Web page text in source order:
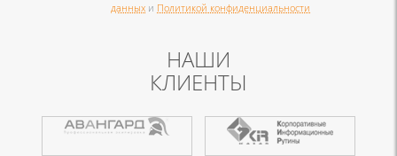
данных и Политикой конфиденциальности
НАШИ
КЛИЕНТЫ